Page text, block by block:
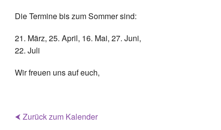
Die Termine bis zum Sommer sind:
März, 25. April, 16. Mai, 27. Juni,
Juli
Wir freuen uns auf euch,
⮜ Zurück zum Kalender